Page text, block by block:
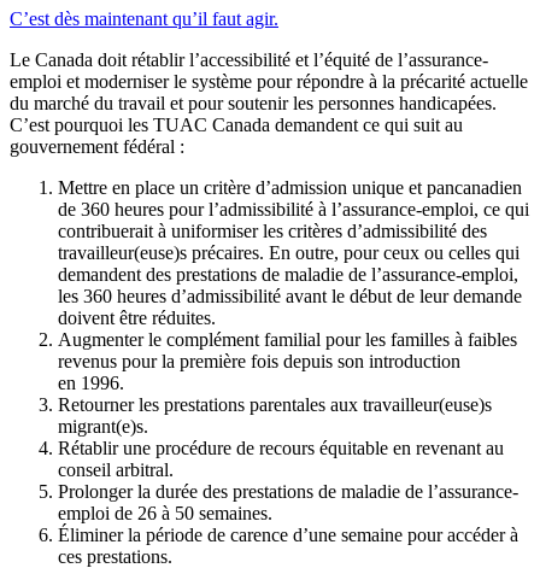
C’est dès maintenant qu’il faut agir.
Le Canada doit rétablir l’accessibilité et l’équité de l’assurance-
emploi et moderniser le système pour répondre à la précarité actuelle
du marché du travail et pour soutenir les personnes handicapées.
C’est pourquoi les TUAC Canada demandent ce qui suit au
gouvernement fédéral :
Mettre en place un critère d’admission unique et pancanadien
de 360 heures pour l’admissibilité à l’assurance-emploi, ce qui
contribuerait à uniformiser les critères d’admissibilité des
travailleur(euse)s précaires. En outre, pour ceux ou celles qui
demandent des prestations de maladie de l’assurance-emploi,
les 360 heures d’admissibilité avant le début de leur demande
doivent être réduites.
Augmenter le complément familial pour les familles à faibles
revenus pour la première fois depuis son introduction
en 1996.
Retourner les prestations parentales aux travailleur(euse)s
migrant(e)s.
Rétablir une procédure de recours équitable en revenant au
conseil arbitral.
Prolonger la durée des prestations de maladie de l’assurance-
emploi de 26 à 50 semaines.
Éliminer la période de carence d’une semaine pour accéder à
ces prestations.